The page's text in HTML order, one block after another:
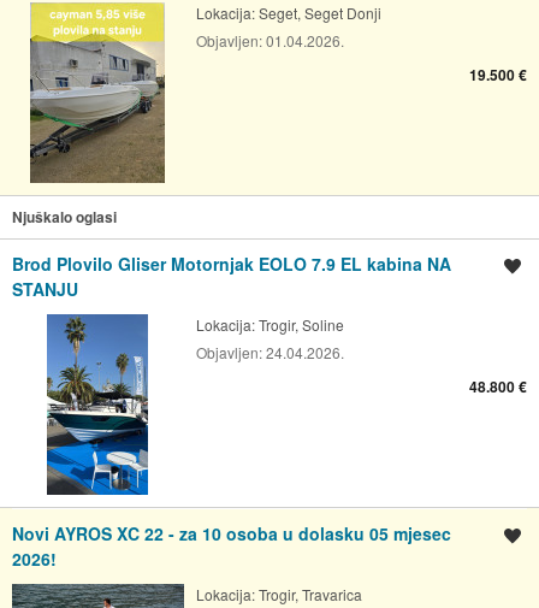
Lokacija:Seget, Seget Donji
Objavljen:01.04.2026.
19.500 €
Njuškalo oglasi
Brod Plovilo Gliser Motornjak EOLO 7.9 EL kabina NA
STANJU
Lokacija:Trogir, Soline
Objavljen:24.04.2026.
48.800 €
Novi AYROS XC 22 - za 10 osoba u dolasku 05 mjesec
2026!
Lokacija:Trogir, Travarica